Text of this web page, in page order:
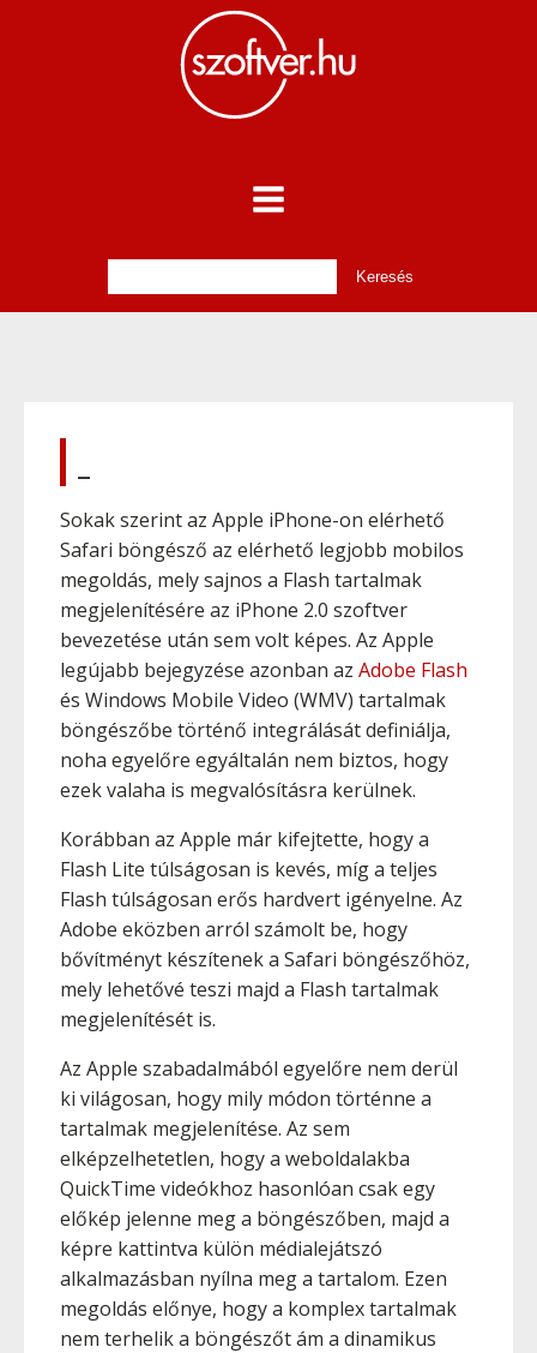
Sokak szerint az Apple iPhone-on elérhető
Safari böngésző az elérhető legjobb mobilos
megoldás, mely sajnos a Flash tartalmak
megjelenítésére az iPhone 2.0 szoftver
bevezetése után sem volt képes. Az Apple
legújabb bejegyzése azonban az Adobe Flash
és Windows Mobile Video (WMV) tartalmak
böngészőbe történő integrálását definiálja,
noha egyelőre egyáltalán nem biztos, hogy
ezek valaha is megvalósításra kerülnek.
Korábban az Apple már kifejtette, hogy a
Flash Lite túlságosan is kevés, míg a teljes
Flash túlságosan erős hardvert igényelne. Az
Adobe eközben arról számolt be, hogy
bővítményt készítenek a Safari böngészőhöz,
mely lehetővé teszi majd a Flash tartalmak
megjelenítését is.
Az Apple szabadalmából egyelőre nem derül
ki világosan, hogy mily módon történne a
tartalmak megjelenítése. Az sem
elképzelhetetlen, hogy a weboldalakba
QuickTime videókhoz hasonlóan csak egy
előkép jelenne meg a böngészőben, majd a
képre kattintva külön médialejátszó
alkalmazásban nyílna meg a tartalom. Ezen
megoldás előnye, hogy a komplex tartalmak
nem terhelik a böngészőt ám a dinamikus